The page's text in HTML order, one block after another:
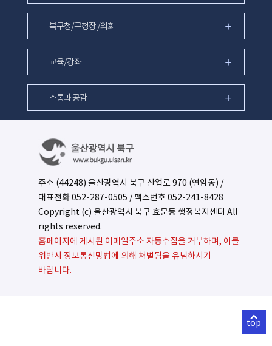
top
북구청/구청장 /의회
교육/강좌
소통과 공감
주소 (44248) 울산광역시 북구 산업로 970 (연암동) /
대표전화052-287-0505 / 팩스번호 052-241-8428
Copyright (c) 울산광역시 북구 효문동 행정복지센터 All
rights reserved.
홈페이지에 게시된 이메일주소 자동수집을 거부하며, 이를
위반시 정보통신망법에 의해 처벌됨을 유념하시기
바랍니다.